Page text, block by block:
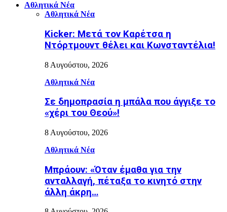
Αθλητικά Νέα
Αθλητικά Νέα
Kicker: Μετά τον Καρέτσα η
Ντόρτμουντ θέλει και Κωνσταντέλια!
8 Αυγούστου, 2026
Αθλητικά Νέα
Σε δημοπρασία η μπάλα που άγγιξε το
«χέρι του Θεού»!
8 Αυγούστου, 2026
Αθλητικά Νέα
Μπράουν: «Όταν έμαθα για την
ανταλλαγή, πέταξα το κινητό στην
άλλη άκρη…